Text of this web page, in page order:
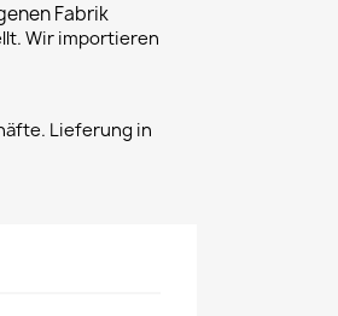
Fabrik
Wir importieren
Lieferung in